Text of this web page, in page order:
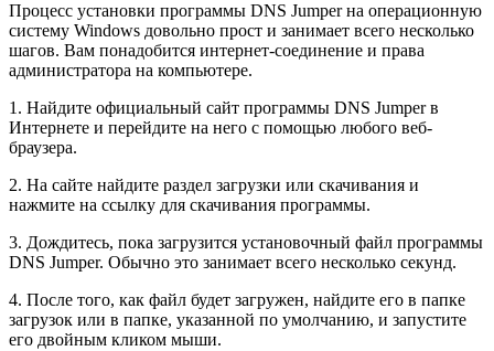
Процесс установки программы DNS Jumper на операционную
систему Windows довольно прост и занимает всего несколько
шагов. Вам понадобится интернет-соединение и права
администратора на компьютере.
1. Найдите официальный сайт программы DNS Jumper в
Интернете и перейдите на него с помощью любого веб-
браузера.
2. На сайте найдите раздел загрузки или скачивания и
нажмите на ссылку для скачивания программы.
3. Дождитесь, пока загрузится установочный файл программы
DNS Jumper. Обычно это занимает всего несколько секунд.
4. После того, как файл будет загружен, найдите его в папке
загрузок или в папке, указанной по умолчанию, и запустите
его двойным кликом мыши.